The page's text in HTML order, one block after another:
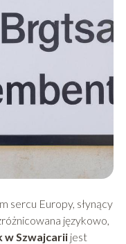
sercu Europy, słynący
językowo,
w Szwajcariijest